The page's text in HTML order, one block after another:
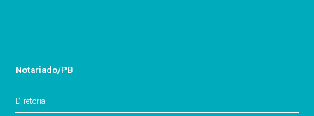
Notariado/PB
Diretoria